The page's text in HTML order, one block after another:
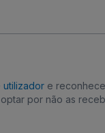
utilizador e
por não as